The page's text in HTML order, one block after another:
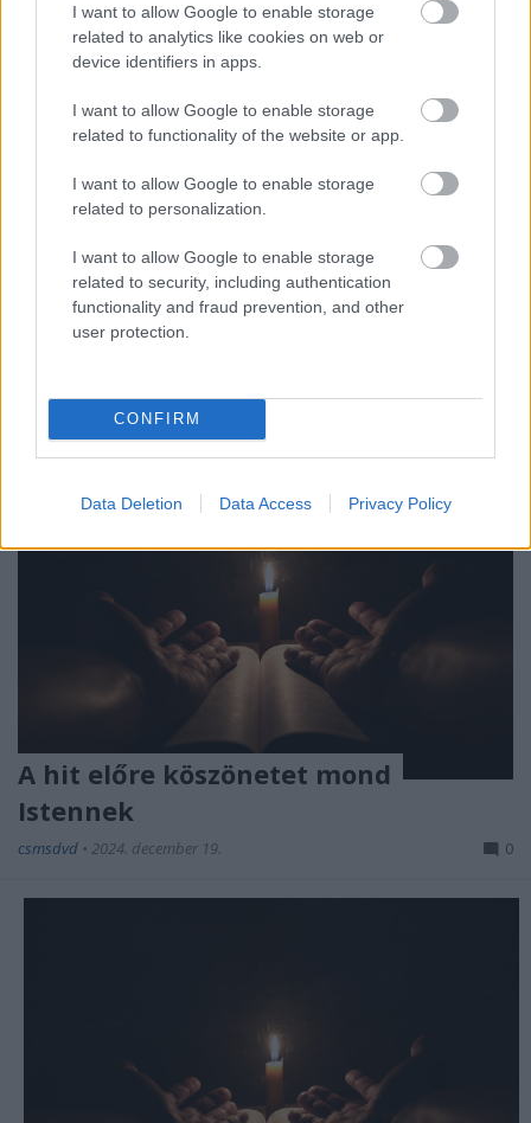
I want to allow Google to enable storage
related to analytics like cookies on web or
device identifiers in apps.
I want to allow Google to enable storage
related to functionality of the website or app.
I want to allow Google to enable storage
related to personalization.
I want to allow Google to enable storage
related to security, including authentication
functionality and fraud prevention, and other
user protection.
CONFIRM
Data Deletion Data Access Privacy Policy
A király ekkor így kérlelte...:’Kérlek, könyörögj
Istenedhez, az Örökkévalóhoz, imádkozz értem, hogy
A hit előre köszönetet mond
Istennek
csmsdvd • 2024. december 19. 0